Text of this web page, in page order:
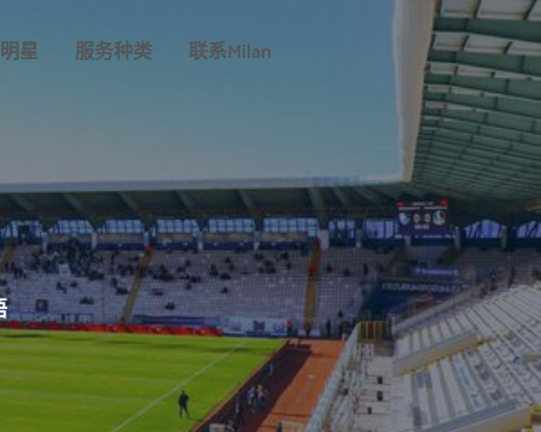
星 服务种类 联系milan